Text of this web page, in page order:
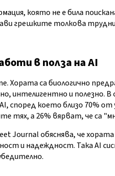
която не е била
грешките толкова
в полза на AI
Хората са биологично
интелигентно и полезно.
според което близо 70%
тях, а 26% вярват, че са
Journal обяснява, че
и надеждност. Така AI